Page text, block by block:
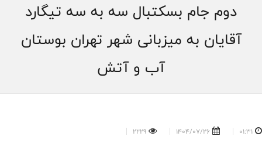
دوم جام بسکتبال سه به سه تیگارد
آقایان به میزبانی شهر تهران بوستان
آب و آتش
01:31
1404/07/26
2229